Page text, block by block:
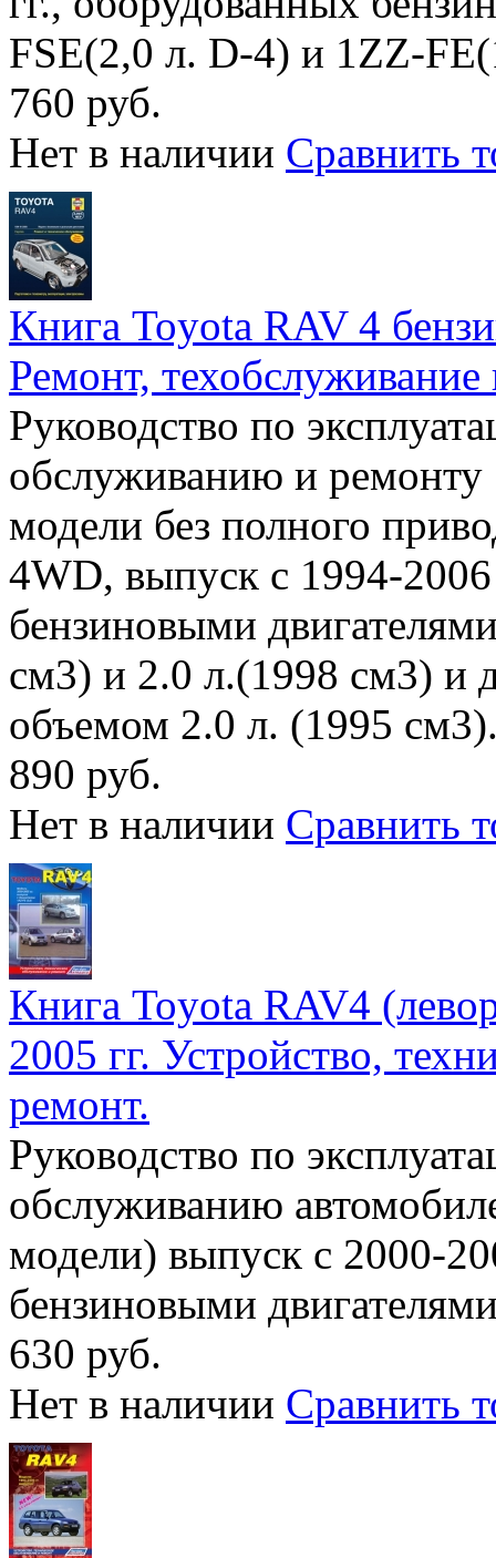
FSE(2,0 л. D-4) и 1ZZ-
760 руб.
Нет в наличии Сравнить
Книга Toyota RAV 4
Ремонт, техобслуживание
Руководство по
обслуживанию и
модели без полного
4WD, выпуск с 1994-
бензиновыми
см3) и 2.0 л.(1998 см3) и
объемом 2.0 л. (1995
890 руб.
Нет в наличии Сравнить
Книга Toyota RAV4
2005 гг. Устройство,
ремонт.
Руководство по
обслуживанию
модели) выпуск с 2000-
бензиновыми
630 руб.
Нет в наличии Сравнить